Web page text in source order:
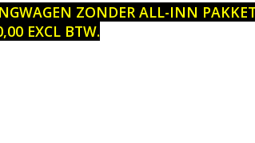
ZONDER ALL-INN
EXCL BTW.